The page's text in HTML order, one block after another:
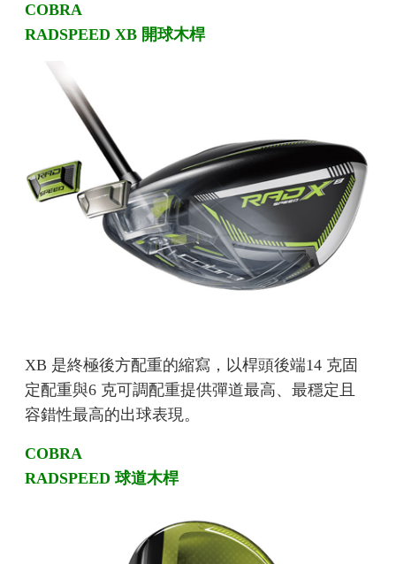
COBRA
RADSPEED XB 開球木桿
XB 是終極後方配重的縮寫，以桿頭後端14 克固
定配重與6 克可調配重提供彈道最高、最穩定且
容錯性最高的出球表現。
COBRA
RADSPEED 球道木桿